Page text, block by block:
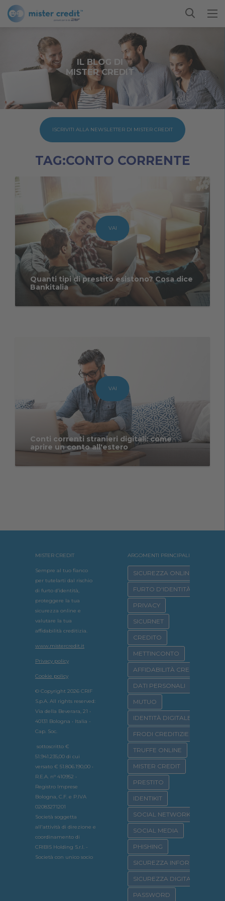
IL BLOG DI
MISTER CREDIT
ISCRIVITI ALLA NEWSLETTER DI MISTER CREDIT
TAG:CONTO CORRENTE
Quanti tipi di prestito esistono? Cosa dice
Bankitalia
VAI
Conti correnti stranieri digitali: come
aprire un conto all'estero
VAI
MISTER CREDIT
Sempre al tuo fianco
per tutelarti dal rischio
di furto d’identità,
proteggere la tua
sicurezza online e
valutare la tua
affidabilità creditizia.
www.mistercredit.it
Privacy policy
Cookie policy
© Copyright 2026 CRIF
S.p.A. All rights reserved:
Via della Beverara, 21 •
40131 Bologna • Italia -
Cap. Soc.
sottoscritto €
51.941.235,00 di cui
versato € 51.806.190,00 •
R.E.A. n° 410952 •
Registro Imprese
Bologna, C.F. e P.IVA
02083271201
Società soggetta
all'attività di direzione e
coordinamento di
CRIBIS Holding S.r.l. -
Società con unico socio
ARGOMENTI PRINCIPALI
SICUREZZA ONLINE
FURTO D'IDENTITÀ
PRIVACY
SICURNET
CREDITO
METTINCONTO
AFFIDABILITÀ CREDITIZIA
DATI PERSONALI
MUTUO
IDENTITÀ DIGITALE
FRODI CREDITIZIE
TRUFFE ONLINE
MISTER CREDIT
PRESTITO
IDENTIKIT
SOCIAL NETWORK
SOCIAL MEDIA
PHISHING
SICUREZZA INFORMATICA
SICUREZZA DIGITALE
PASSWORD